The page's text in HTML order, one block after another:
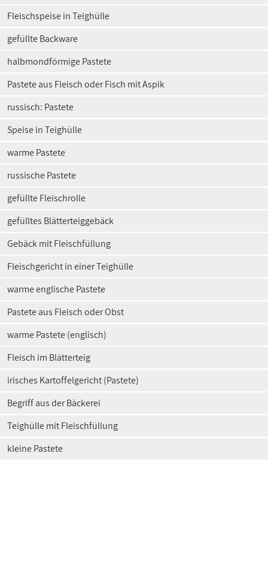
Fleischspeise in Teighülle
gefüllte Backware
halbmondförmige Pastete
Pastete aus Fleisch oder Fisch mit Aspik
russisch: Pastete
Speise in Teighülle
warme Pastete
russische Pastete
gefüllte Fleischrolle
gefülltes Blätterteiggebäck
Gebäck mit Fleischfüllung
Fleischgericht in einer Teighülle
warme englische Pastete
Pastete aus Fleisch oder Obst
warme Pastete (englisch)
Fleisch im Blätterteig
irisches Kartoffelgericht (Pastete)
Begriff aus der Bäckerei
Teighülle mit Fleischfüllung
kleine Pastete